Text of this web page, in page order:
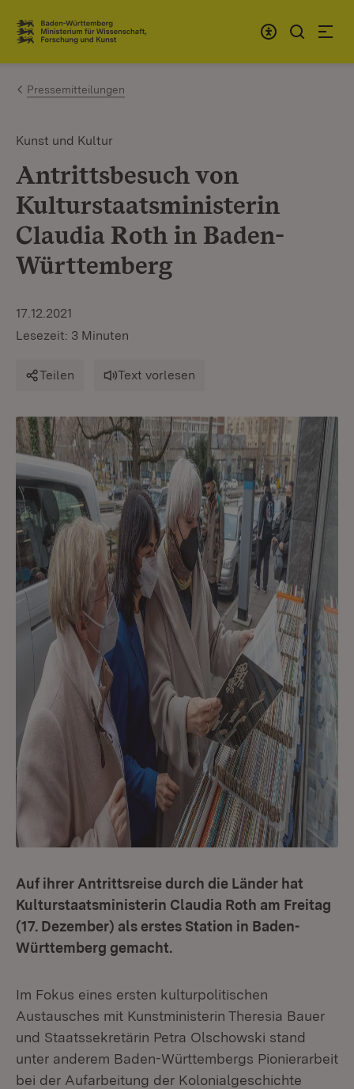
Zum Inhalt springen
Link zur Startseite
Pressemitteilungen
Kunst und Kultur
Antrittsbesuch von
Kulturstaatsministerin
Claudia Roth in Baden-
Württemberg
17.12.2021
Lesezeit: 3 Minuten
Teilen Text vorlesen
Auf ihrer Antrittsreise durch die Länder hat
Kulturstaatsministerin Claudia Roth am Freitag
(17. Dezember) als erstes Station in Baden-
Württemberg gemacht.
Im Fokus eines ersten kulturpolitischen
Austausches mit Kunstministerin Theresia Bauer
und Staatssekretärin Petra Olschowski stand
unter anderem Baden-Württembergs Pionierarbeit
bei der Aufarbeitung der Kolonialgeschichte